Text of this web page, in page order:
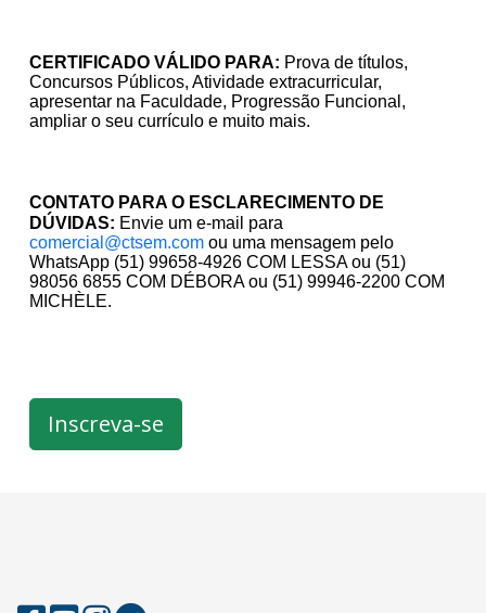
CERTIFICADO VÁLIDO PARA: Prova de títulos,
Concursos Públicos, Atividade extracurricular,
apresentar na Faculdade, Progressão Funcional,
ampliar o seu currículo e muito mais.
CONTATO PARA O ESCLARECIMENTO DE
DÚVIDAS: Envie um e-mail para
comercial@ctsem.com ou uma mensagem pelo
WhatsApp (51) 99658-4926 COM LESSA ou (51)
98056 6855 COM DÉBORA ou (51) 99946-2200 COM
MICHÈLE.
Inscreva-se